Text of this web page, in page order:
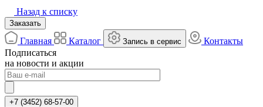
Назад к списку
Заказать
Главная Каталог Запись в сервис
Контакты
Подписаться
на новости и акции
+7 (3452) 68-57-00